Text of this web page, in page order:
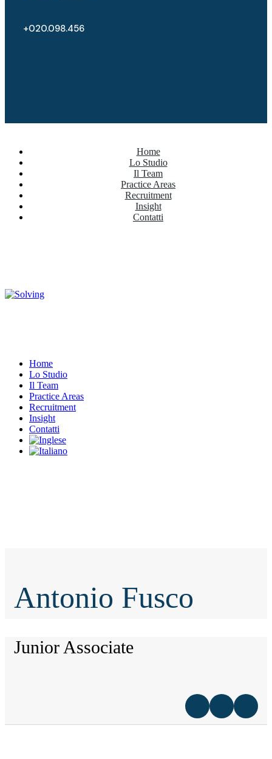
+020.098.456
Home
Lo Studio
Il Team
Practice Areas
Recruitment
Insight
Contatti
Home
Lo Studio
Il Team
Practice Areas
Recruitment
Insight
Contatti
Antonio Fusco
Junior Associate